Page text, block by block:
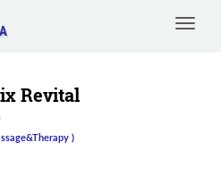
Toggle
Revital
)